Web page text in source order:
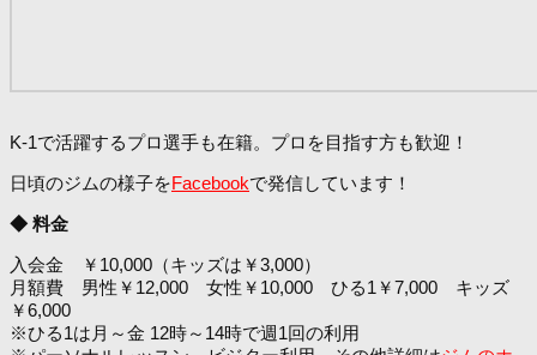
K-1で活躍するプロ選手も在籍。プロを目指す方も歓迎！
日頃のジムの様子をFacebookで発信しています！
◆ 料金
入会金 ￥10,000（キッズは￥3,000）
月額費 男性￥12,000 女性￥10,000 ひる1￥7,000 キッズ
￥6,000
※ひる1は月～金 12時～14時で週1回の利用